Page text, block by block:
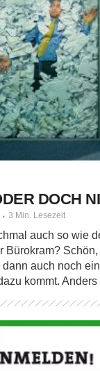
DOCH
3 Min. Lesezeit
auch so wie
Bürokram?
dann auch noch
kommt. Anders